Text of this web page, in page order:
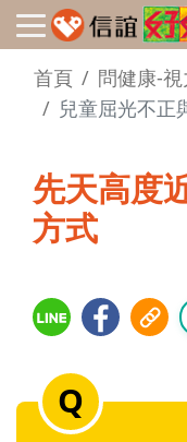
首頁
問健康-
兒童屈光不正
先天高度
方式